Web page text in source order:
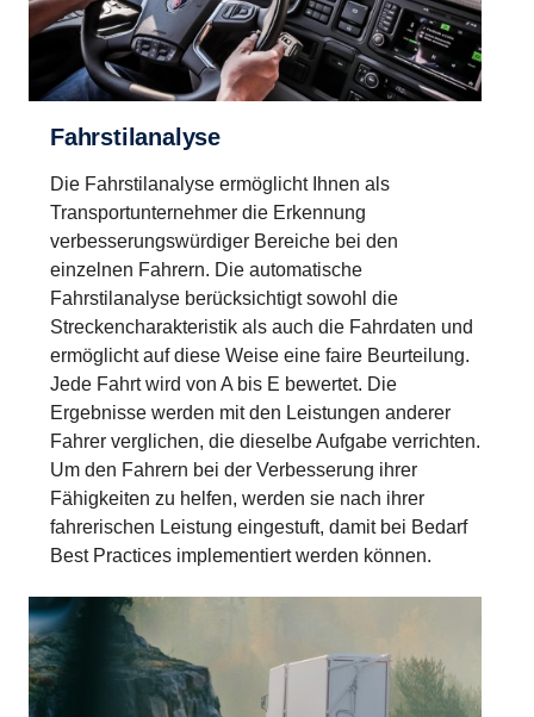
Fahrstilanalyse
Die Fahrstilanalyse ermöglicht Ihnen als
Transportunternehmer die Erkennung
verbesserungswürdiger Bereiche bei den
einzelnen Fahrern. Die automatische
Fahrstilanalyse berücksichtigt sowohl die
Streckencharakteristik als auch die Fahrdaten und
ermöglicht auf diese Weise eine faire Beurteilung.
Jede Fahrt wird von A bis E bewertet. Die
Ergebnisse werden mit den Leistungen anderer
Fahrer verglichen, die dieselbe Aufgabe verrichten.
Um den Fahrern bei der Verbesserung ihrer
Fähigkeiten zu helfen, werden sie nach ihrer
fahrerischen Leistung eingestuft, damit bei Bedarf
Best Practices implementiert werden können.